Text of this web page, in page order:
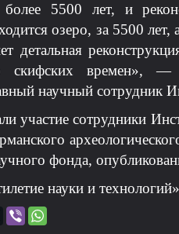
более 5500 лет, и
озеро, за 5500
детальная
скифских времен», —
научный
участие сотрудники
фонда,
науки и технологий»